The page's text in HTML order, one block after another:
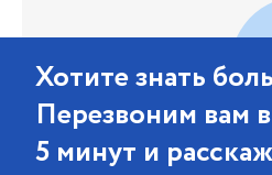
Хотите знать
Перезвоним вам
5 минут и